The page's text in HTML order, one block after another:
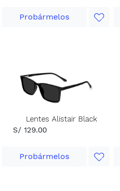
Probármelos
Lentes Alistair Black
S/ 129.00
Probármelos